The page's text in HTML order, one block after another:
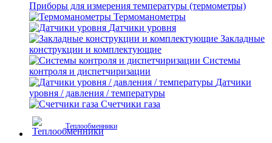
Приборы для измерения температуры (термометры)
Термоманометры
Датчики уровня
Закладные
конструкции и комплектующие
Системы
контроля и диспетчиризации
Датчики
уровня / давления / температуры
Счетчики газа
Теплообменники